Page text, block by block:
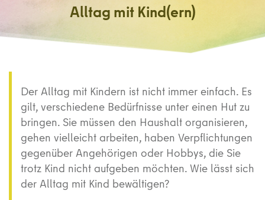
Alltag mit Kind(ern)
Der Alltag mit Kindern ist nicht immer einfach. Es
gilt, verschiedene Bedürfnisse unter einen Hut zu
bringen. Sie müssen den Haushalt organisieren,
gehen vielleicht arbeiten, haben Verpflichtungen
gegenüber Angehörigen oder Hobbys, die Sie
trotz Kind nicht aufgeben möchten. Wie lässt sich
der Alltag mit Kind bewältigen?